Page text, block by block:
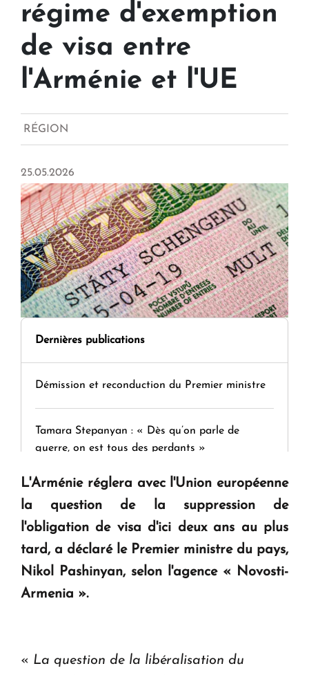
régime d'exemption
de visa entre
l'Arménie et l'UE
RÉGION
25.05.2026
Dernières publications
Démission et reconduction du Premier ministre
Tamara Stepanyan : « Dès qu’on parle de
guerre, on est tous des perdants »
question d'un référendum ne se pose pas. "
KASA : 30 ans d'audace, de résilience et d'avenir
en Arménie
L'Arménie réglera avec l'Union européenne
la question de la suppression de
l'obligation de visa d'ici deux ans au plus
tard, a déclaré le Premier ministre du pays,
Nikol Pashinyan, selon l'agence « Novosti-
Armenia ».
« La question de la libéralisation du